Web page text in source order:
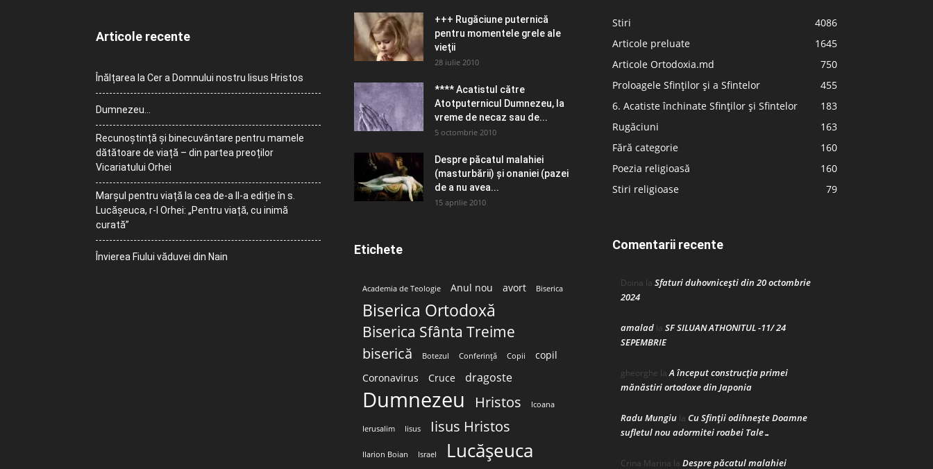
Articole recente
Înălțarea la Cer a Domnului nostru Iisus Hristos
Dumnezeu…
Recunoștință și binecuvântare pentru mamele
dătătoare de viață – din partea preoților
Vicariatului Orhei
Marșul pentru viață la cea de-a II-a ediție în s.
Lucășeuca, r-l Orhei: „Pentru viață, cu inimă
curată”
Învierea Fiului văduvei din Nain
+++ Rugăciune puternică
pentru momentele grele ale
vieţii
28 iulie 2010
**** Acatistul către
Atotputernicul Dumnezeu, la
vreme de necaz sau de...
5 octombrie 2010
Despre păcatul malahiei
(masturbării) şi onaniei (pazei
de a nu avea...
15 aprilie 2010
Etichete
Academia de Teologie Anul nou avort Biserica
Biserica Ortodoxă
Biserica Sfânta Treime
biserică Botezul Conferință Copii
copil
Coronavirus
Cruce dragoste
Dumnezeu Hristos Icoana
Ierusalim Iisus Iisus Hristos
Ilarion Boian Israel Lucășeuca
Stiri
4086
Articole preluate
1645
Articole Ortodoxia.md
750
Proloagele Sfinților și a Sfintelor
455
6. Acatiste închinate Sfinților și Sfintelor
183
Rugăciuni
163
Fără categorie
160
Poezia religioasă
160
Stiri religioase
79
Comentarii recente
Doina la Sfaturi duhovnicești din 20 octombrie
2024
amalad la SF SILUAN ATHONITUL -11/ 24
SEPEMBRIE
gheorghe laA început construcţia primei
mănăstiri ortodoxe din Japonia
Radu Mungiu la Cu Sfinții odihnește Doamne
sufletul nou adormitei roabei Tale…
Crina Marina la Despre păcatul malahiei